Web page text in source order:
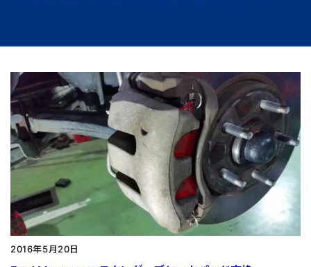
2016年5月20日